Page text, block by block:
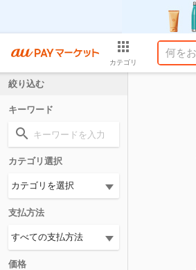
カテゴリ
絞り込む
キーワード
カテゴリ選択
支払方法
価格